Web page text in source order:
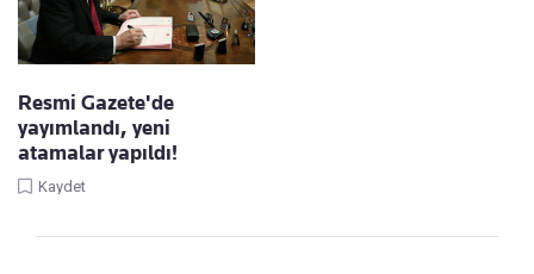
Resmi Gazete'de
yayımlandı, yeni
atamalar yapıldı!
Kaydet